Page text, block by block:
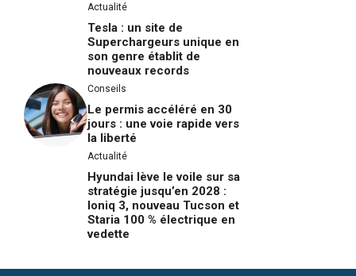
Actualité
Tesla : un site de
Superchargeurs unique en
son genre établit de
nouveaux records
Conseils
Le permis accéléré en 30
jours : une voie rapide vers
la liberté
Actualité
Hyundai lève le voile sur sa
stratégie jusqu’en 2028 :
Ioniq 3, nouveau Tucson et
Staria 100 % électrique en
vedette